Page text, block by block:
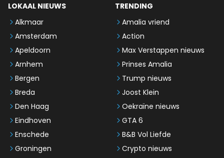
LOKAAL NIEUWS
Alkmaar
Amsterdam
Apeldoorn
Arnhem
Bergen
Breda
Den Haag
Eindhoven
Enschede
Groningen
TRENDING
Amalia vriend
Action
Max Verstappen nieuws
Prinses Amalia
Trump nieuws
Joost Klein
Oekraïne nieuws
GTA 6
B&B Vol Liefde
Crypto nieuws